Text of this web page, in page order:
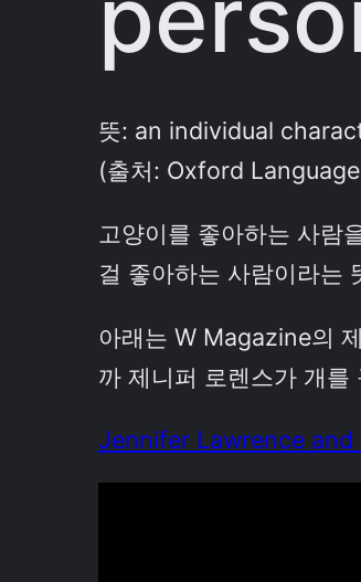
뜻: an individual
(출처: Oxford
고양이를 좋아하는 사
걸 좋아하는 사람이라는
아래는 W Magazine의
까 제니퍼 로렌스가 개
Jennifer Lawrence